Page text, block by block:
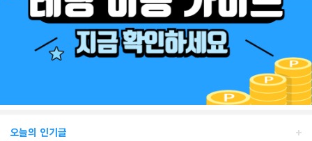
+
오늘의 인기글